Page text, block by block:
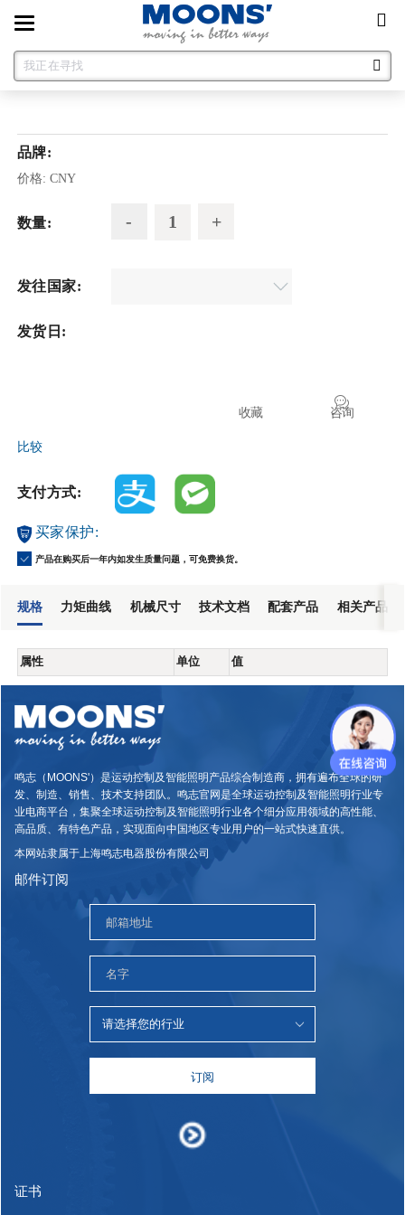
Toggle
navigation
品牌:
价格: CNY
数量:
发往国家:
发货日:
咨询
收藏
比较
支付方式:
买家保护:
产品在购买后一年内如发生质量问题，可免费换货。
规格 力矩曲线 机械尺寸 技术文档 配套产品 相关产品
属性 单位 值
鸣志（MOONS'）是运动控制及智能照明产品综合制造商，拥有遍布全球的研
发、制造、销售、技术支持团队。鸣志官网是全球运动控制及智能照明行业专
业电商平台，集聚全球运动控制及智能照明行业各个细分应用领域的高性能、
高品质、有特色产品，实现面向中国地区专业用户的一站式快速直供。
本网站隶属于上海鸣志电器股份有限公司
邮件订阅
订阅
证书